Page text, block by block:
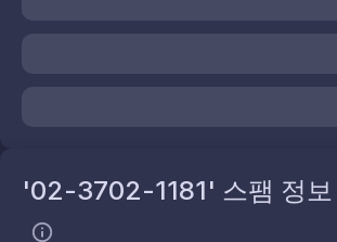
'02-3702-1181' 스팸 정보